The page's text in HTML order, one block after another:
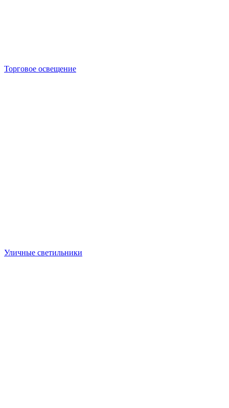
Торговое освещение
Уличные светильники